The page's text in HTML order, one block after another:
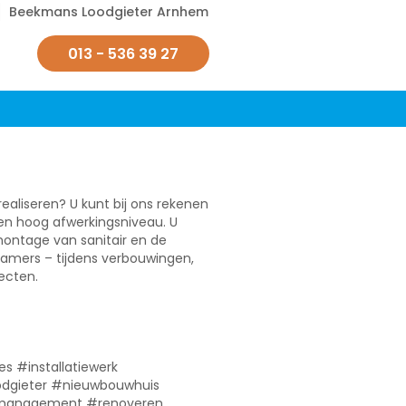
Beekmans Loodgieter Arnhem
013 - 536 39 27
U kunt bij ons rekenen
hoog afwerkingsniveau. U
van sanitair en de
– tijdens verbouwingen,
#installatiewerk
#nieuwbouwhuis